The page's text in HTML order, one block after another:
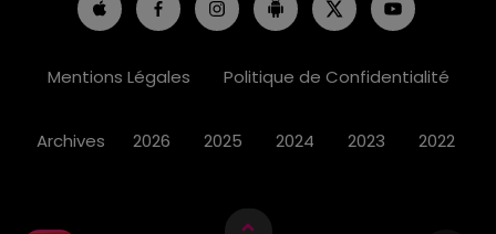
Mentions Légales Politique de Confidentialité
Archives 2026 2025 2024 2023 2022